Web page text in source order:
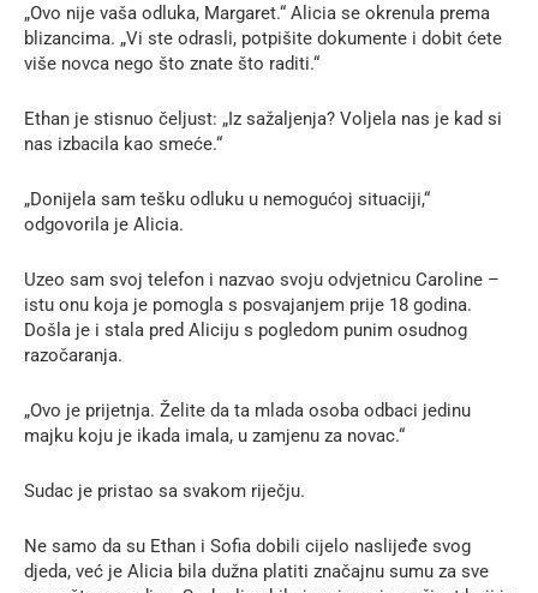
„Ovo nije vaša odluka, Margaret.“ Alicia se okrenula prema
blizancima. „Vi ste odrasli, potpišite dokumente i dobit ćete
više novca nego što znate što raditi.“
Ethan je stisnuo čeljust: „Iz sažaljenja? Voljela nas je kad si
nas izbacila kao smeće.“
„Donijela sam tešku odluku u nemogućoj situaciji,“
odgovorila je Alicia.
Uzeo sam svoj telefon i nazvao svoju odvjetnicu Caroline –
istu onu koja je pomogla s posvajanjem prije 18 godina.
Došla je i stala pred Aliciju s pogledom punim osudnog
razočaranja.
„Ovo je prijetnja. Želite da ta mlada osoba odbaci jedinu
majku koju je ikada imala, u zamjenu za novac.“
Sudac je pristao sa svakom riječju.
Ne samo da su Ethan i Sofia dobili cijelo naslijeđe svog
djeda, već je Alicia bila dužna platiti značajnu sumu za sve